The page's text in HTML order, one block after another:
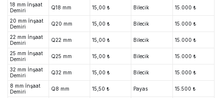
18 mm İnşaat
Demiri
Q18 mm 15,00 ₺ Bilecik 15.000 ₺
20 mm İnşaat
Demiri
Q20 mm 15,00 ₺ Bilecik 15.000 ₺
22 mm İnşaat
Demiri
Q22 mm 15,00 ₺ Bilecik 15.000 ₺
25 mm İnşaat
Demiri
Q25 mm 15,00 ₺ Bilecik 15.000 ₺
32 mm İnşaat
Demiri
Q32 mm 15,00 ₺ Bilecik 15.000 ₺
8 mm İnşaat
Demiri
Q8 mm 15,50 ₺ Payas 15.500 ₺